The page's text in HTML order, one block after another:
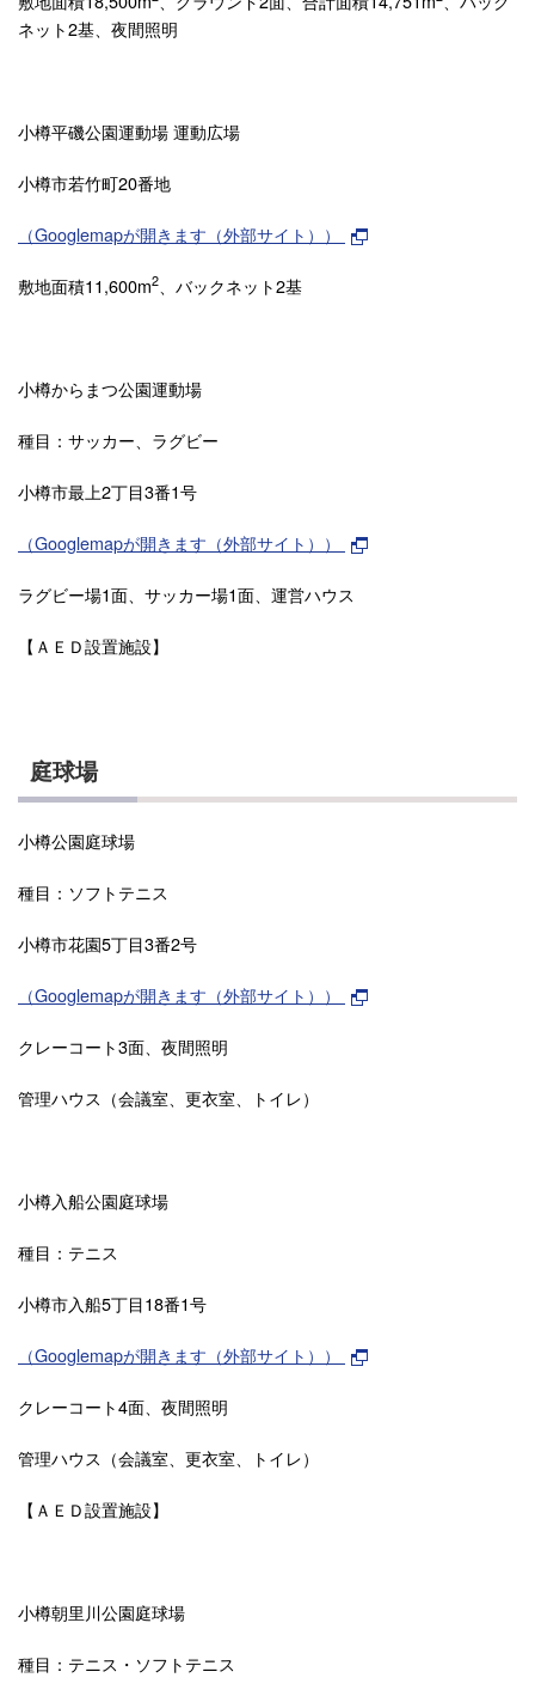
ネット2基、夜間照明
小樽平磯公園運動場 運動広場
小樽市若竹町20番地
（Googlemapが開きます（外部サイト））
敷地面積11,600m2 、バックネット2基
小樽からまつ公園運動場
種目：サッカー、ラグビー
小樽市最上2丁目3番1号
（Googlemapが開きます（外部サイト））
ラグビー場1面、サッカー場1面、運営ハウス
【ＡＥＤ設置施設】
庭球場
小樽公園庭球場
種目：ソフトテニス
小樽市花園5丁目3番2号
（Googlemapが開きます（外部サイト））
クレーコート3面、夜間照明
管理ハウス（会議室、更衣室、トイレ）
小樽入船公園庭球場
種目：テニス
小樽市入船5丁目18番1号
（Googlemapが開きます（外部サイト））
クレーコート4面、夜間照明
管理ハウス（会議室、更衣室、トイレ）
【ＡＥＤ設置施設】
小樽朝里川公園庭球場
種目：テニス・ソフトテニス